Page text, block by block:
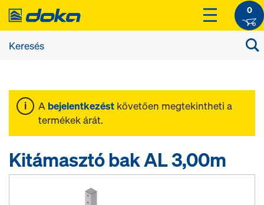
0
A bejelentkezést követően megtekintheti a
termékek árát.
Kitámasztó bak AL 3,00m